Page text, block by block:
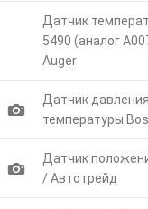
Датчик
5490 (аналог
Auger
1
Датчик
температуры
1
Датчик
/ Автотрейд